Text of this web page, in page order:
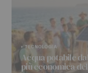
TECNOLOGIA
Acqua potabile
più economica